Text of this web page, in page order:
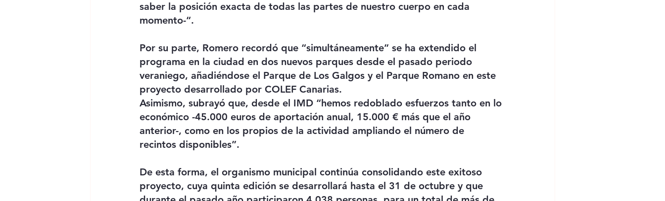
saber la posición exacta de todas las partes de nuestro cuerpo en cada
momento-“.
Por su parte, Romero recordó que “simultáneamente” se ha extendido el
programa en la ciudad en dos nuevos parques desde el pasado periodo
veraniego, añadiéndose el Parque de Los Galgos y el Parque Romano en este
proyecto desarrollado por COLEF Canarias.
Asimismo, subrayó que, desde el IMD “hemos redoblado esfuerzos tanto en lo
económico -45.000 euros de aportación anual, 15.000 € más que el año
anterior-, como en los propios de la actividad ampliando el número de
recintos disponibles”.
De esta forma, el organismo municipal continúa consolidando este exitoso
proyecto, cuya quinta edición se desarrollará hasta el 31 de octubre y que